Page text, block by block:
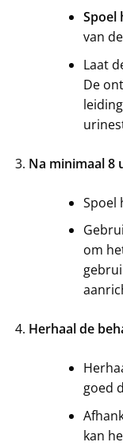
Spoel
van
Laat
De
Na minimaal 8
Spoel
om
Herhaal de
goed
kan